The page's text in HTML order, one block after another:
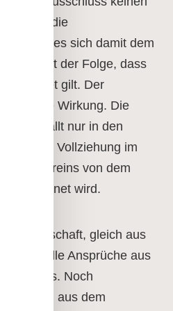
es die
es sich damit dem
mit der Folge, dass
beendet gilt. Der
Wirkung. Die
entfällt nur in den
sofortige Vollziehung im
des Vereins von dem
angeordnet wird.
Mitgliedschaft, gleich aus
alle Ansprüche aus
Noch
aus dem